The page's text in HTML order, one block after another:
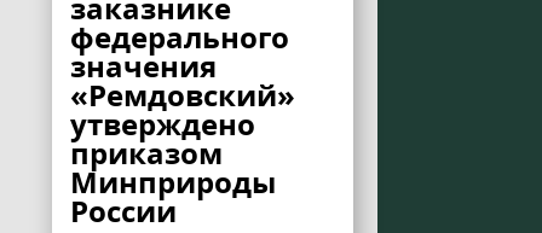
федерального
значения
«Ремдовский»
утверждено
приказом
Минприроды
России